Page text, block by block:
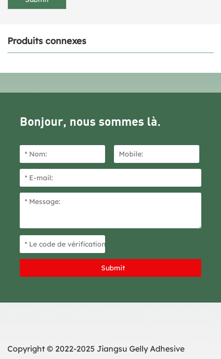
Produits connexes
Bonjour, nous sommes là.
Copyright © 2022-2025 Jiangsu Gelly Adhesive